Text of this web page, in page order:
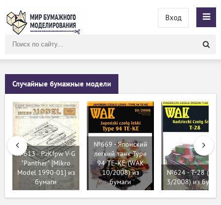
сайту
Вход
Случайные бумажные модели
№613 - PzKfpw V-G
"Panther" [Mikro
Model 1990-01] из
бумаги
№669 - Японский
легкий танк Type
94 TE-KE (WAK
10/2008) из
бумаги
№624 - Т-28
3/2008) из